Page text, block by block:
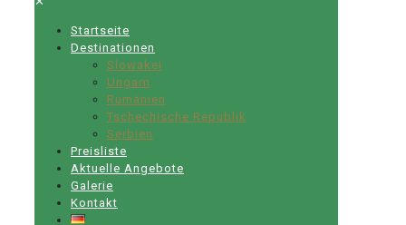
Startseite
Destinationen
Slowakei
Ungarn
Rumänien
Tschechische Republik
Serbien
Preisliste
Aktuelle Angebote
Galerie
Kontakt